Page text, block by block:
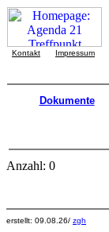
Kontakt Impressum
Dokumente
Anzahl: 0
erstellt: 09.08.26/ zgh